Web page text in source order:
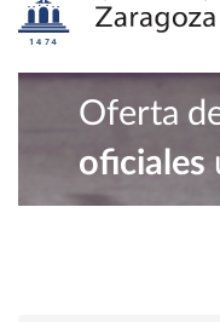
Oferta
oficiales